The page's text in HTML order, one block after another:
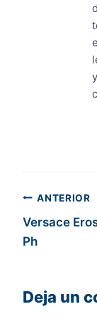
de
ANTERIOR
Versace
Ph
Deja un